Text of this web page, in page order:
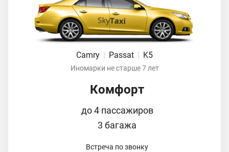
Camry Passat K5
Иномарки не старше 7 лет
Комфорт
до 4 пассажиров
3 багажа
Встреча по звонку